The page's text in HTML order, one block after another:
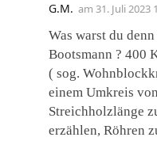
G.M. am 31. Juli 2023
Was warst du
Bootsmann ? 400
( sog.
einem Umkreis
Streichholzlänge
erzählen, Röhren